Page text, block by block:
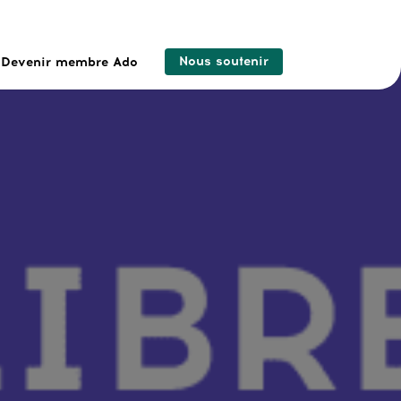
Devenir membre Ado Nous soutenir